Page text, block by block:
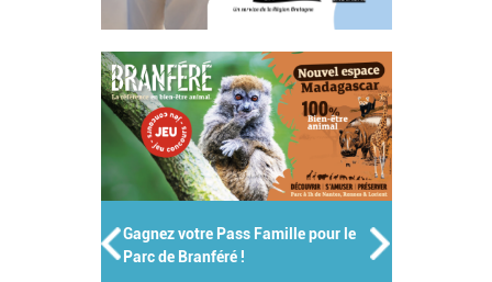
Gagnez votre Pass Famille pour le
Parc de Branféré !